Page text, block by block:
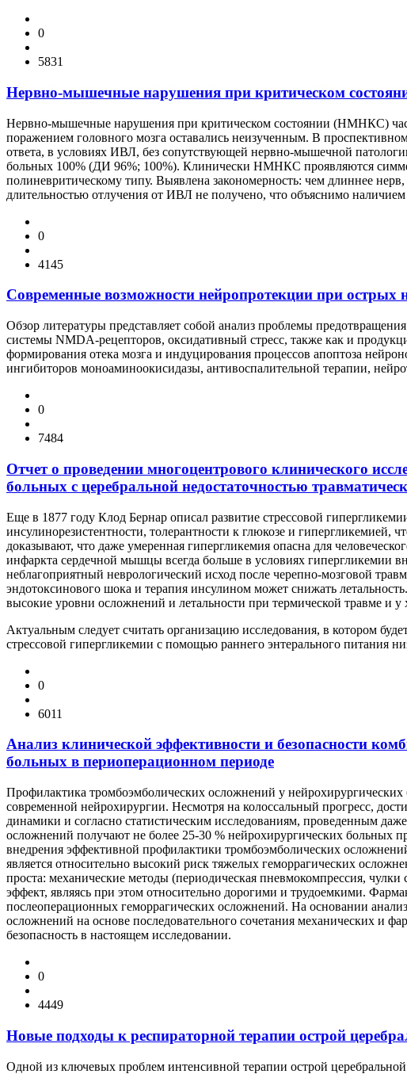
0
5831
Нервно-мышечные нарушения при критическом
Нервно-мышечные нарушения при критическом состоянии (НМНКС)
поражением головного мозга оставались неизученным. В
ответа, в условиях ИВЛ, без сопутствующей нервно-мышечной
больных 100% (ДИ 96%; 100%). Клинически НМНКС проявляются
полиневритическому типу. Выявлена закономерность: чем длиннее
длительностью отлучения от ИВЛ не получено, что объяснимо
0
4145
Современные возможности нейропротекции при острых
Обзор литературы представляет собой анализ проблемы
системы NMDA-рецепторов, оксидативный стресс, также как и
формирования отека мозга и индуцирования процессов апоптоза
ингибиторов моноаминоокисидазы, антивоспалительной терапии,
0
7484
Отчет о проведении многоцентрового клинического
больных с церебральной недостаточностью
Еще в 1877 году Клод Бернар описал развитие стрессовой
инсулинорезистентности, толерантности к глюкозе и
доказывают, что даже умеренная гипергликемия опасна для
инфаркта сердечной мышцы всегда больше в условиях гипергликемии
неблагоприятный неврологический исход после черепно-мозговой
эндотоксинового шока и терапия инсулином может снижать
высокие уровни осложнений и летальности при термической травме и у
Актуальным следует считать организацию исследования, в котором
стрессовой гипергликемии с помощью раннего энтерального питания
0
6011
Анализ клинической эффективности и безопасности
больных в периоперационном периоде
Профилактика тромбоэмболических осложнений у
современной нейрохирургии. Несмотря на колоссальный прогресс,
динамики и согласно статистическим исследованиям, проведенным
осложнений получают не более 25-30 % нейрохирургических больных
внедрения эффективной профилактики тромбоэмболических
является относительно высокий риск тяжелых геморрагических
проста: механические методы (периодическая пневмокомпрессия,
эффект, являясь при этом относительно дорогими и трудоемкими.
послеоперационных геморрагических осложнений. На основании
осложнений на основе последовательного сочетания механических и
безопасность в настоящем исследовании.
0
4449
Новые подходы к респираторной терапии острой
Одной из ключевых проблем интенсивной терапии острой